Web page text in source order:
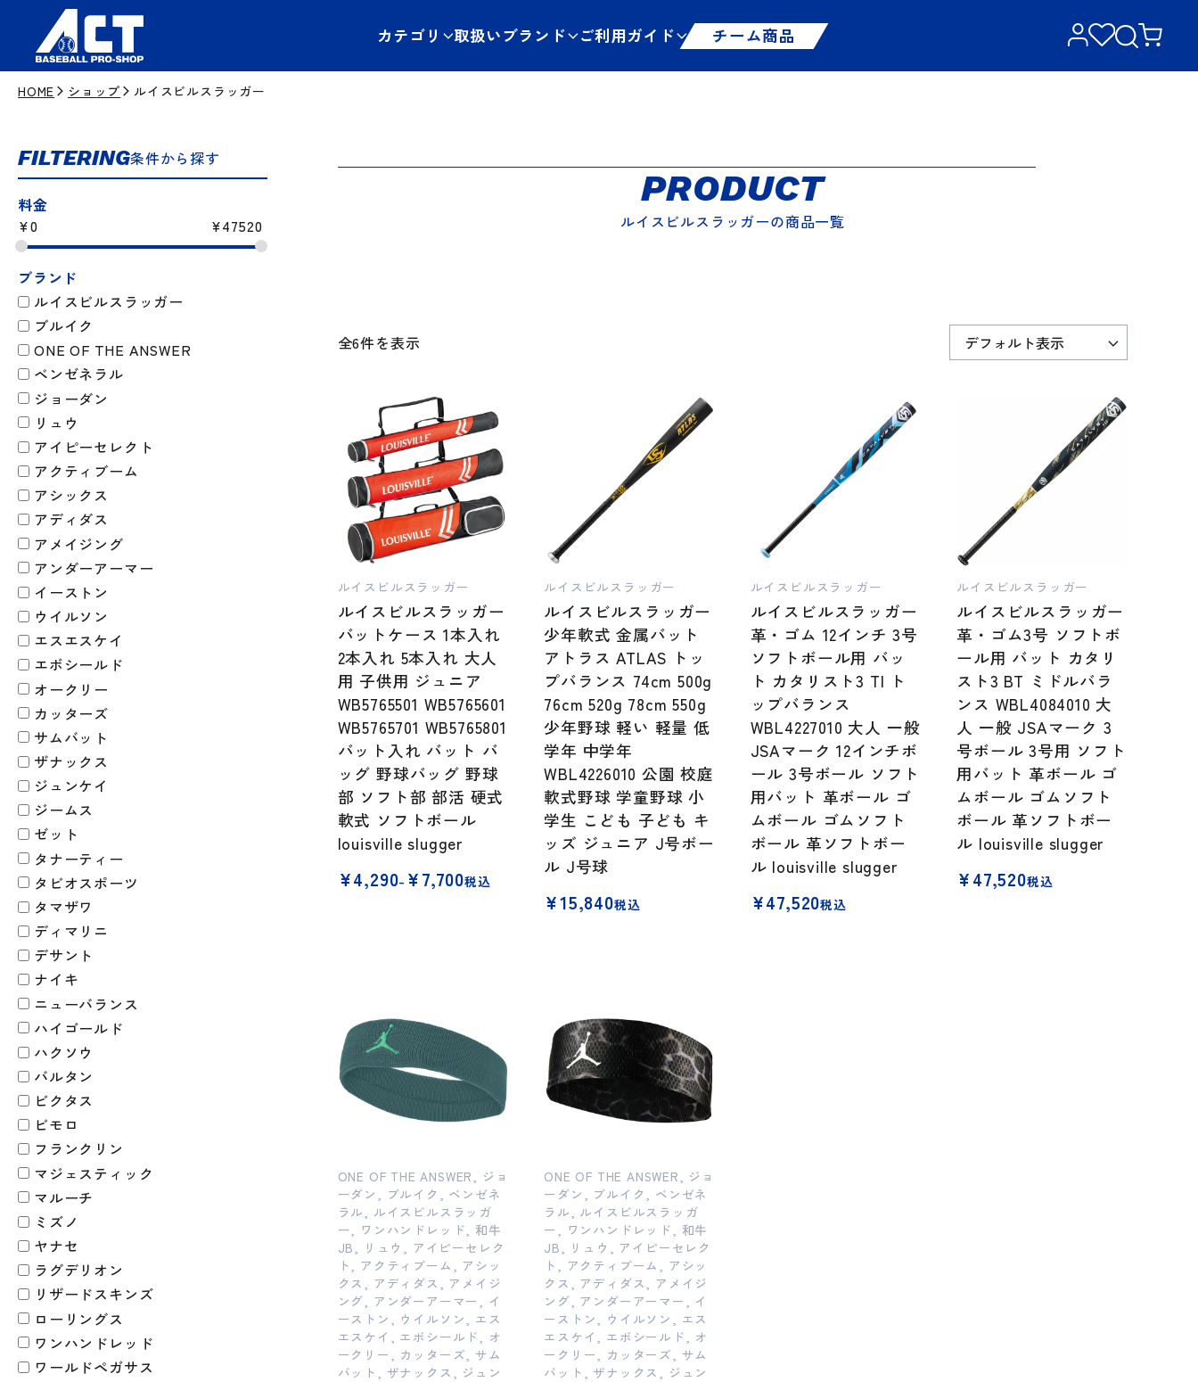
カテゴリ 取扱いブランド チーム商品
ご利用ガイド
HOME ショップ ルイスビルスラッガー
FILTERING条件から探す
料金
¥0 ¥47520
ブランド
ルイスビルスラッガー
ブルイク
ONE OF THE ANSWER
ベンゼネラル
ジョーダン
リュウ
アイピーセレクト
アクティブーム
アシックス
アディダス
アメイジング
アンダーアーマー
イーストン
ウイルソン
エスエスケイ
エボシールド
オークリー
カッターズ
サムバット
ザナックス
ジュンケイ
ジームス
ゼット
タナーティー
タビオスポーツ
タマザワ
ディマリニ
デサント
ナイキ
ニューバランス
ハイゴールド
ハクソウ
バルタン
ビクタス
ビモロ
フランクリン
マジェスティック
マルーチ
ミズノ
ヤナセ
ラグデリオン
リザードスキンズ
ローリングス
ワンハンドレッド
ワールドペガサス
ルイスビルスラッガーの商品一覧
PRODUCT
全6件を表示
ルイスビルスラッガー
ルイスビルスラッガー
バットケース 1本入れ
2本入れ 5本入れ 大人
用 子供用 ジュニア
WB5765501 WB5765601
WB5765701 WB5765801
バット入れ バット バ
ッグ 野球バッグ 野球
部 ソフト部 部活 硬式
軟式 ソフトボール
louisville slugger
¥4,290– ¥7,700
価
格
税込
ルイスビルスラッガー
ルイスビルスラッガー
少年軟式 金属バット
アトラス ATLAS トッ
プバランス 74cm 500g
76cm 520g 78cm 550g
少年野球 軽い 軽量 低
学年 中学年
WBL4226010 公園 校庭
軟式野球 学童野球 小
学生 こども 子ども キ
ッズ ジュニア J号ボー
ル J号球
¥15,840税込
ルイスビルスラッガー
ルイスビルスラッガー
革・ゴム 12インチ 3号
ソフトボール用 バッ
ト カタリスト3 TI ト
ップバランス
WBL4227010 大人 一般
JSAマーク 12インチボ
ール 3号ボール ソフト
用バット 革ボール ゴ
ムボール ゴムソフト
ボール 革ソフトボー
ル louisville slugger
¥47,520税込
ルイスビルスラッガー
ルイスビルスラッガー
革・ゴム3号 ソフトボ
ール用 バット カタリ
スト3 BT ミドルバラ
ンス WBL4084010 大
人 一般 JSAマーク 3
号ボール 3号用 ソフト
用バット 革ボール ゴ
ムボール ゴムソフト
ボール 革ソフトボー
ル louisville slugger
¥47,520税込
ONE OF THE ANSWER, ジョ
ーダン, ブルイク, ベンゼネ
ラル, ルイスビルスラッガ
ー, ワンハンドレッド, 和牛
JB, リュウ, アイピーセレク
ト, アクティブーム, アシッ
クス, アディダス, アメイジ
ング, アンダーアーマー, イ
ーストン, ウイルソン, エス
エスケイ, エボシールド, オ
ークリー, カッターズ, サム
バット, ザナックス, ジュン
ONE OF THE ANSWER, ジョ
ーダン, ブルイク, ベンゼネ
ラル, ルイスビルスラッガ
ー, ワンハンドレッド, 和牛
JB, リュウ, アイピーセレク
ト, アクティブーム, アシッ
クス, アディダス, アメイジ
ング, アンダーアーマー, イ
ーストン, ウイルソン, エス
エスケイ, エボシールド, オ
ークリー, カッターズ, サム
バット, ザナックス, ジュン